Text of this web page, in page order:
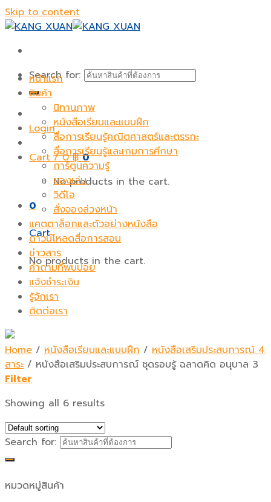
Skip to content
Search for:
Login
Cart /0฿ 0
No products in the cart.
0
Cart
No products in the cart.
หน้าแรก
สินค้า
นิทานภาพ
หนังสือเรียนและแบบฝึก
สื่อการเรียนรู้คณิตศาสตร์และตรรกะ
สื่อการเรียนรู้และเกมการศึกษา
การ์ตูนความรู้
ของเล่น
วิดีโอ
สั่งจองล่วงหน้า
แคตตาล็อกและตัวอย่างหนังสือ
ดาวน์โหลดสื่อการสอน
ข่าวสาร
คำถามที่พบบ่อย
แจ้งชำระเงิน
รู้จักเรา
ติดต่อเรา
Home / หนังสือเรียนและแบบฝึก / หนังสือเสริมประสบการณ์ 4
สาระ / หนังสือเสริมประสบการณ์ ชุดรอบรู้ ฉลาดคิด อนุบาล 3
Filter
Showing all 6 results
Search for:
หมวดหมู่สินค้า